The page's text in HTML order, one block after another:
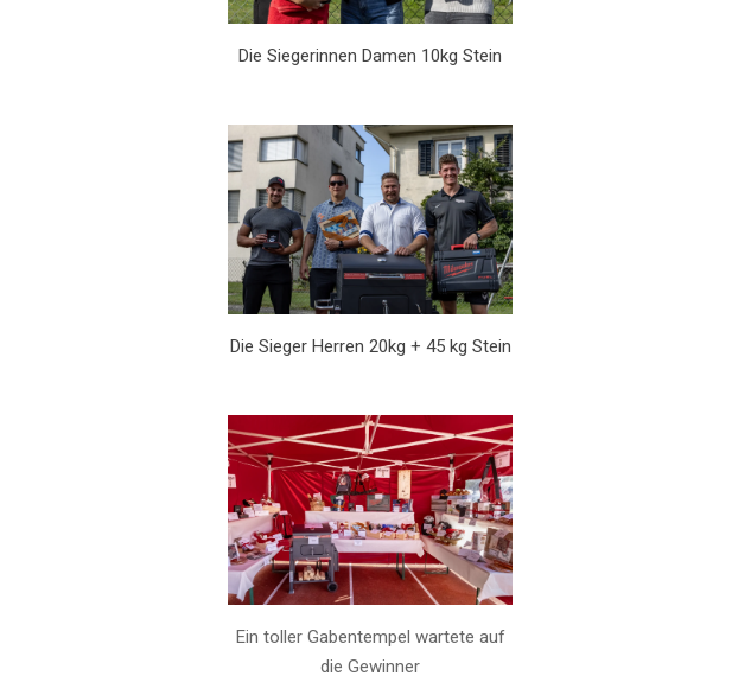
Die Siegerinnen Damen 10kg Stein
Die Sieger Herren 20kg + 45 kg Stein
Ein toller Gabentempel wartete auf
die Gewinner